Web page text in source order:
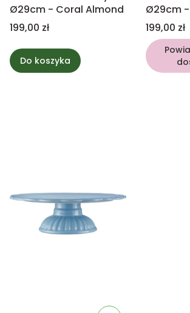
Ø29cm - Coral Almond
Cena
199,00 zł
Do koszyka
Ø29cm
Cena
199,00 zł